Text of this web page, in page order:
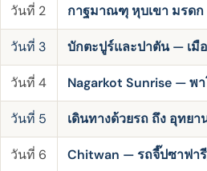
วันที่ 2 กาฐมาณฑุ หุบเขา มรด
วันที่ 3 บักตะปูร์และปาตัน — เมื
วันที่ 4 Nagarkot Sunrise — พ
วันที่ 5 เดินทางด้วยรถ ถึง อุทย
วันที่ 6 Chitwan — รถจี๊ปซาฟา